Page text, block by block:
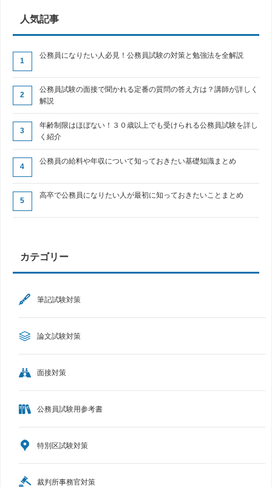
人気記事
公務員になりたい人必見！公務員試験の対策と勉強法を全解説
公務員試験の面接で聞かれる定番の質問の答え方は？講師が詳しく
解説
年齢制限はほぼない！３０歳以上でも受けられる公務員試験を詳し
く紹介
公務員の給料や年収について知っておきたい基礎知識まとめ
高卒で公務員になりたい人が最初に知っておきたいことまとめ
カテゴリー
筆記試験対策
論文試験対策
面接対策
公務員試験用参考書
特別区試験対策
裁判所事務官対策